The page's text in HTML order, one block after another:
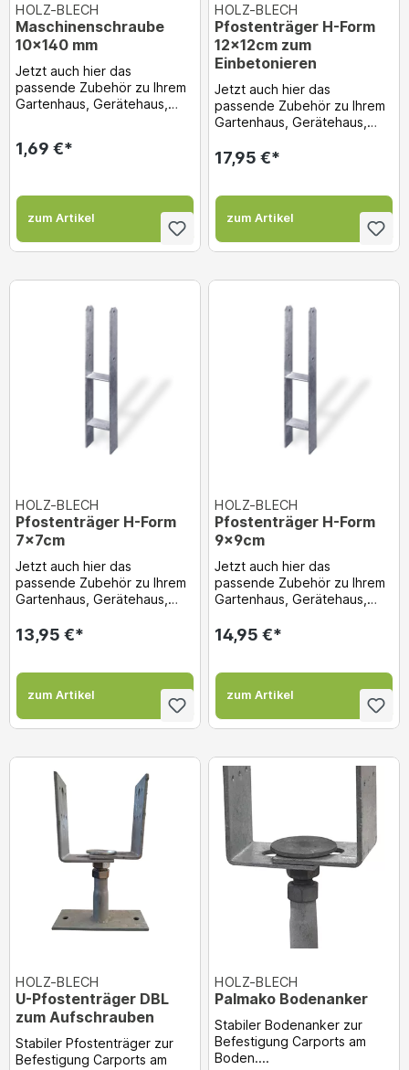
HOLZ-BLECH
Maschinenschraube
10x140 mm
Jetzt auch hier das
passende Zubehör zu Ihrem
Gartenhaus, Gerätehaus,
1,69 €*
zum Artikel
HOLZ-BLECH
Pfostenträger H-Form
12x12cm zum
Einbetonieren
Jetzt auch hier das
passende Zubehör zu Ihrem
Gartenhaus, Gerätehaus,
bestellen! Pfostenträ...
17,95 €*
zum Artikel
HOLZ-BLECH
Pfostenträger H-Form
7x7cm
Jetzt auch hier das
passende Zubehör zu Ihrem
Gartenhaus, Gerätehaus,
bestellen! Pfostenträ...
13,95 €*
zum Artikel
HOLZ-BLECH
Pfostenträger H-Form
9x9cm
Jetzt auch hier das
passende Zubehör zu Ihrem
Gartenhaus, Gerätehaus,
bestellen!Pfostenträg...
14,95 €*
zum Artikel
HOLZ-BLECH
U-Pfostenträger DBL
zum Aufschrauben
Stabiler Pfostenträger zur
Befestigung Carports am
HOLZ-BLECH
Palmako Bodenanker
Stabiler Bodenanker zur
Befestigung Carports am
Boden....